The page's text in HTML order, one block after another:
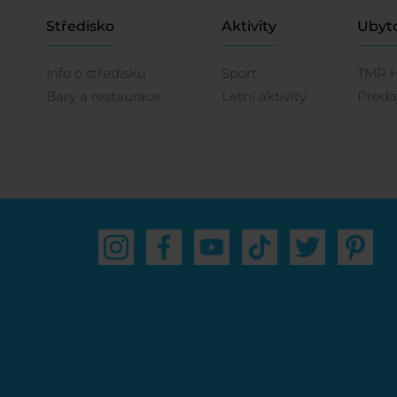
Středisko
Info o středisku
Bary a restaurace
Aktivity
Sport
Letní aktivity
TMR